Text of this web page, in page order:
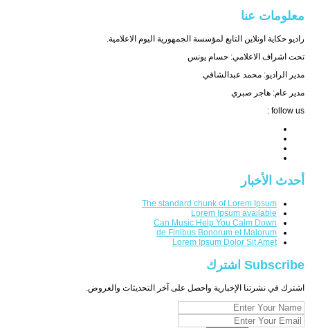
معلومات عنا
راديو حكاية اونلاين التابع لمؤسسة الجمهورية اليوم الاعلامية.
تحت اشراف الاعلامي: حسام يونس
مدير الراديو: محمد عبدالشافي
مدير عام: هاجر صبري
follow us :
أحدث الأخبار
The standard chunk of Lorem Ipsum
Lorem Ipsum available
Can Music Help You Calm Down
de Finibus Bonorum et Malorum
Lorem Ipsum Dolor Sit Amet
Subscribe اشترك
اشترك في نشرتنا الإخبارية واحصل على آخر التحديثات والعروض.